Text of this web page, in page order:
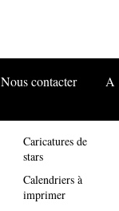
Nous contacter
A
Caricatures de
stars
Calendriers à
imprimer